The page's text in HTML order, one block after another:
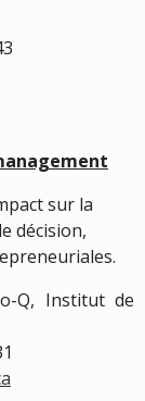
sur la
décision,
Q, Institut de